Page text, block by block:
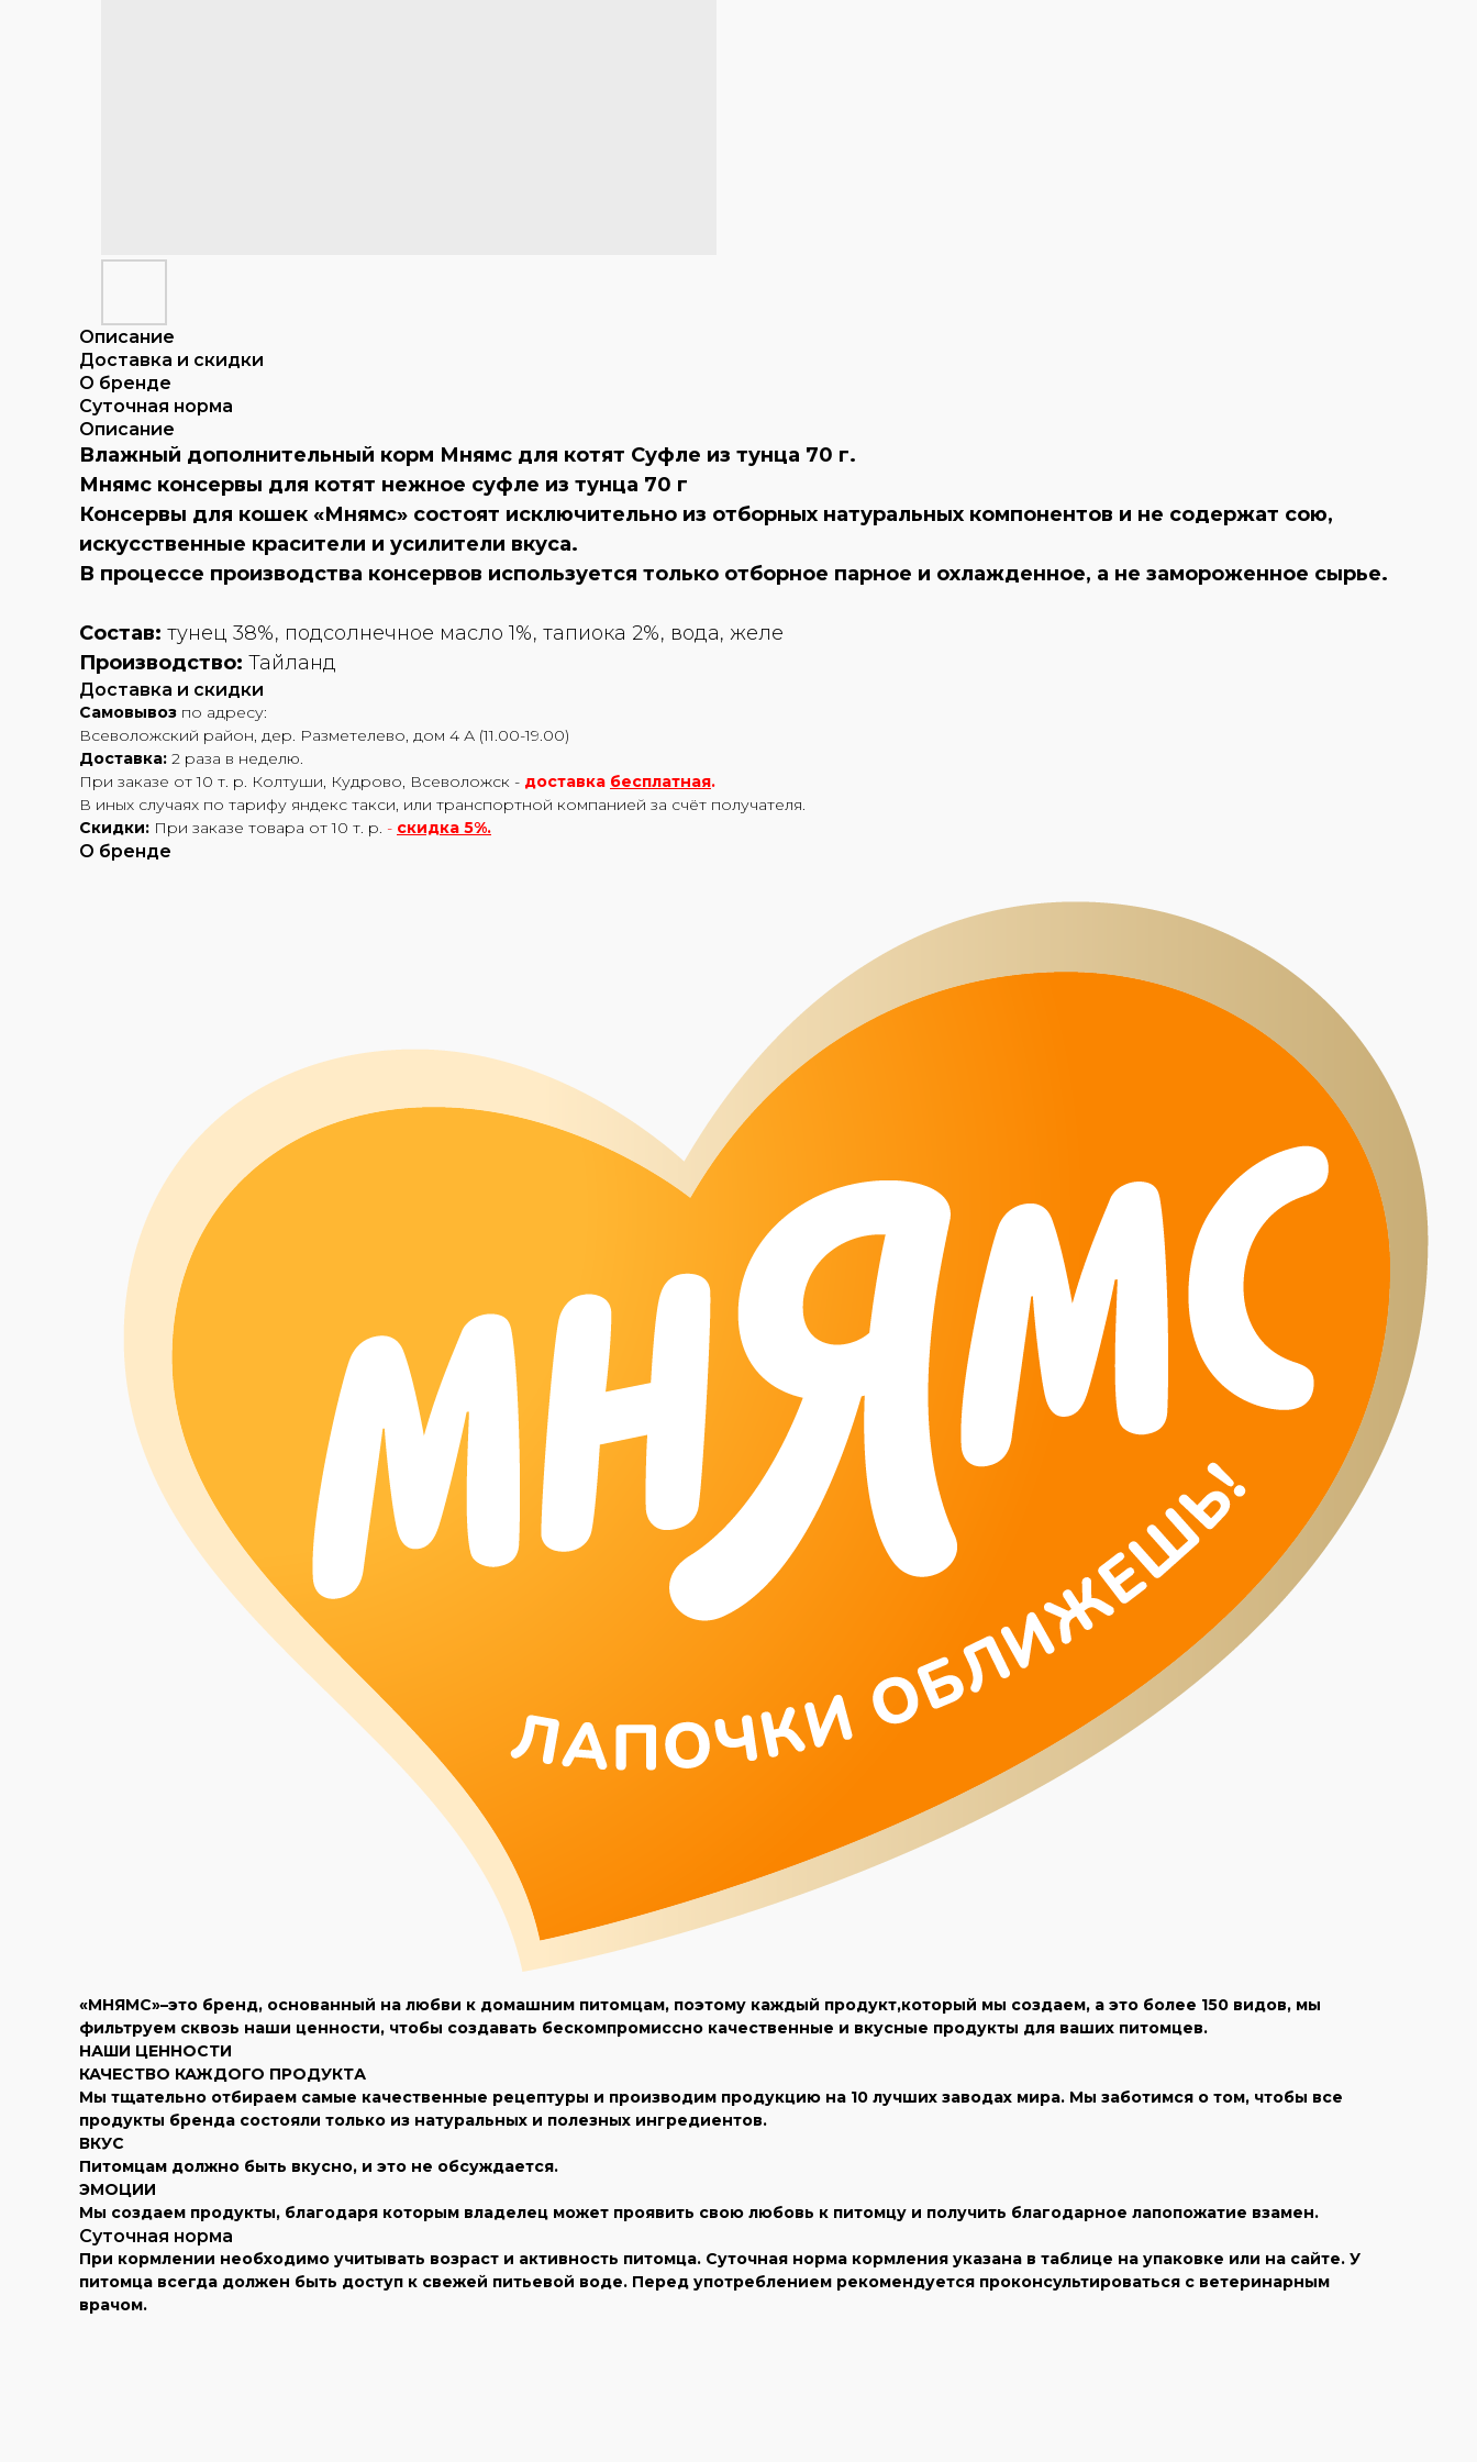
Описание
Доставка и скидки
О бренде
Суточная норма
Описание
Влажный дополнительный корм Мнямс для котят Суфле из тунца 70 г.
Мнямс консервы для котят нежное суфле из тунца 70 г
Консервы для кошек «Мнямс» состоят исключительно из отборных натуральных компонентов и не содержат сою,
искусственные красители и усилители вкуса.
В процессе производства консервов используется только отборное парное и охлажденное, а не замороженное сырье.
Состав: тунец 38%, подсолнечное масло 1%, тапиока 2%, вода, желе
Производство: Тайланд
Доставка и скидки
Самовывоз по адресу:
Всеволожский район, дер. Разметелево, дом 4 А (11.00-19.00)
Доставка: 2 раза в неделю.
При заказе от 10 т. р. Колтуши, Кудрово, Всеволожск - доставка бесплатная.
В иных случаях по тарифу яндекс такси, или транспортной компанией за счёт получателя.
Скидки: При заказе товара от 10 т. р. - скидка 5%.
О бренде
«МНЯМС»–это бренд, основанный на любви к домашним питомцам, поэтому каждый продукт,который мы создаем, а это более 150 видов, мы
фильтруем сквозь наши ценности, чтобы создавать бескомпромиссно качественные и вкусные продукты для ваших питомцев.
НАШИ ЦЕННОСТИ
КАЧЕСТВО КАЖДОГО ПРОДУКТА
Мы тщательно отбираем самые качественные рецептуры и производим продукцию на 10 лучших заводах мира. Мы заботимся о том, чтобы все
продукты бренда состояли только из натуральных и полезных ингредиентов.
ВКУС
Питомцам должно быть вкусно, и это не обсуждается.
ЭМОЦИИ
Мы создаем продукты, благодаря которым владелец может проявить свою любовь к питомцу и получить благодарное лапопожатие взамен.
Суточная норма
При кормлении необходимо учитывать возраст и активность питомца. Суточная норма кормления указана в таблице на упаковке или на сайте. У
питомца всегда должен быть доступ к свежей питьевой воде. Перед употреблением рекомендуется проконсультироваться с ветеринарным
врачом.